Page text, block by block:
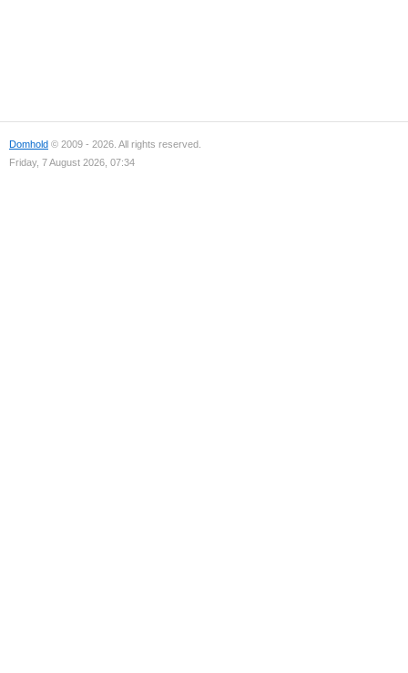
Domhold © 2009 - 2026. All rights reserved.
Friday, 7 August 2026, 07:34